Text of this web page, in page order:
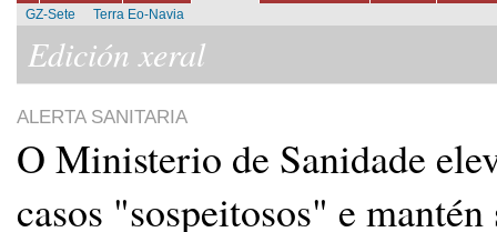
GZ-Sete
Terra Eo-Navia
Edición xeral
ALERTA SANITARIA
O Ministerio de Sanidade
casos "sospeitosos" e mantén